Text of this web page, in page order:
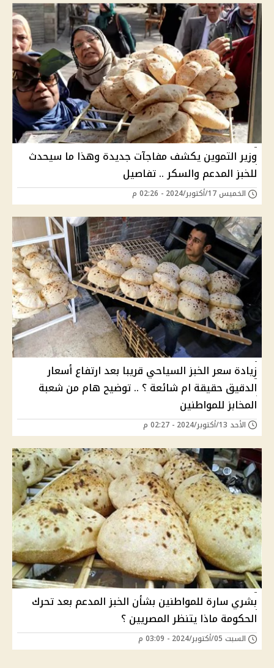
وزير التموين يكشف مفاجآت جديدة وهذا ما سيحدث
للخبز المدعم والسكر .. تفاصيل
الخميس 17/أكتوبر/2024 - 02:26 م
زيادة سعر الخبز السياحي قريبا بعد ارتفاع أسعار
الدقيق حقيقة ام شائعة ؟ .. توضيح هام من شعبة
المخابز للمواطنين
الأحد 13/أكتوبر/2024 - 02:27 م
بشري سارة للمواطنين بشأن الخبز المدعم بعد تحرك
الحكومة ماذا يتنظر المصريين ؟
السبت 05/أكتوبر/2024 - 03:09 م